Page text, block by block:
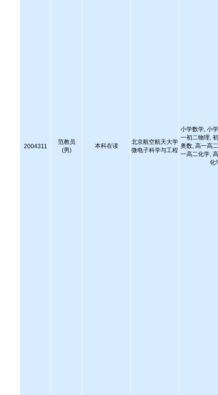
2004311
范教员
(男)
本科在读
北京航空航天大学
微电子科学与工程
小学数学, 小
一初二物理,
奥数, 高一高
一高二化学,
化